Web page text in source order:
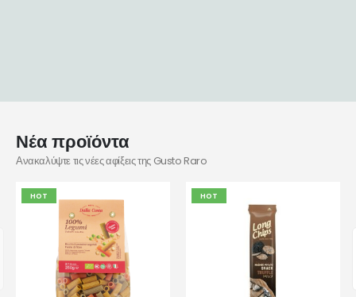
Νέα προϊόντα
Ανακαλύψτε τις νέες αφίξεις της Gusto Raro
HOT HOT